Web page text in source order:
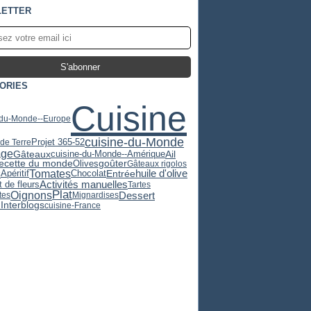
Monde--Europe Cuisine
Terre Projet 365-52cuisine-du-Monde
Gâteauxcuisine-du-Monde--AmériqueAil
du mondeOlivesgoûterGâteaux rigolos
ApéritifTomatesChocolatEntréehuile d'olive
de fleursActivités manuellesTartes
OignonsPlatMignardisesDessert
cuisine-France